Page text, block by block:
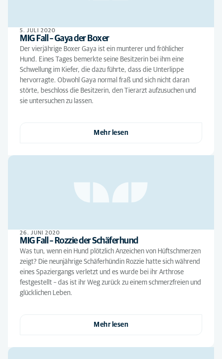
5. JULI 2020
MIG Fall – Gaya der Boxer
Der vierjährige Boxer Gaya ist ein munterer und fröhlicher
Hund. Eines Tages bemerkte seine Besitzerin bei ihm eine
Schwellung im Kiefer, die dazu führte, dass die Unterlippe
hervorragte. Obwohl Gaya normal fraß und sich nicht daran
störte, beschloss die Besitzerin, den Tierarzt aufzusuchen und
sie untersuchen zu lassen.
Mehr lesen
26. JUNI 2020
MIG Fall – Rozzie der Schäferhund
Was tun, wenn ein Hund plötzlich Anzeichen von Hüftschmerzen
zeigt? Die neunjährige Schäferhündin Rozzie hatte sich während
eines Spaziergangs verletzt und es wurde bei ihr Arthrose
festgestellt – das ist ihr Weg zurück zu einem schmerzfreien und
glücklichen Leben.
Mehr lesen